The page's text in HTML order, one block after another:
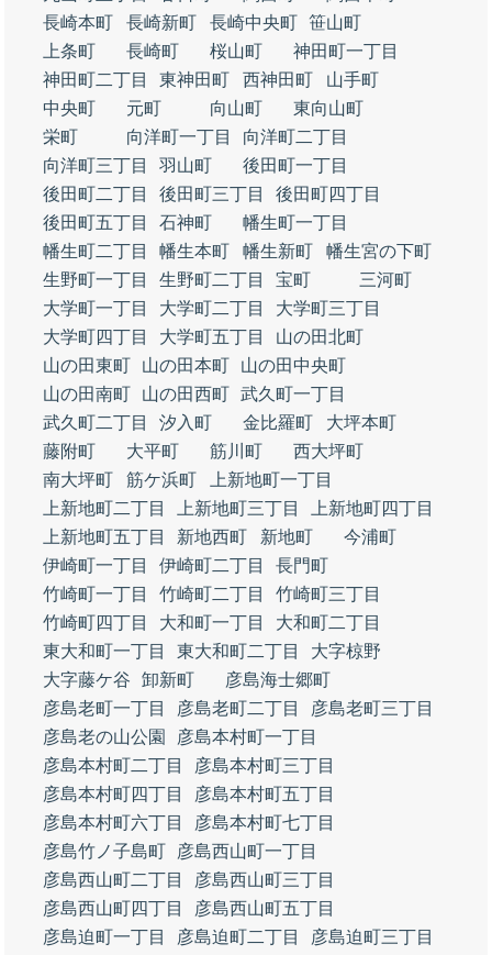
長崎本町
長崎新町 長崎中央町 笹山町
上条町
長崎町 桜山町
神田町一丁目
神田町二丁目
東神田町 西神田町
山手町
中央町
元町 向山町
東向山町
栄町
向洋町一丁目
向洋町二丁目
向洋町三丁目
羽山町
後田町一丁目
後田町二丁目
後田町三丁目
後田町四丁目
後田町五丁目
石神町
幡生町一丁目
幡生町二丁目
幡生本町 幡生新町
幡生宮の下町
生野町一丁目
生野町二丁目 宝町
三河町
大学町一丁目
大学町二丁目
大学町三丁目
大学町四丁目
大学町五丁目
山の田北町
山の田東町
山の田本町
山の田中央町
山の田南町
山の田西町 武久町一丁目
武久町二丁目
汐入町 金比羅町
大坪本町
藤附町
大平町 筋川町
西大坪町
南大坪町
筋ケ浜町
上新地町一丁目
上新地町二丁目
上新地町三丁目
上新地町四丁目
上新地町五丁目
新地西町 新地町
今浦町
伊崎町一丁目
伊崎町二丁目
長門町
竹崎町一丁目
竹崎町二丁目
竹崎町三丁目
竹崎町四丁目
大和町一丁目
大和町二丁目
東大和町一丁目
東大和町二丁目
大字椋野
大字藤ケ谷
卸新町
彦島海士郷町
彦島老町一丁目
彦島老町二丁目
彦島老町三丁目
彦島老の山公園
彦島本村町一丁目
彦島本村町二丁目
彦島本村町三丁目
彦島本村町四丁目
彦島本村町五丁目
彦島本村町六丁目
彦島本村町七丁目
彦島竹ノ子島町
彦島西山町一丁目
彦島西山町二丁目
彦島西山町三丁目
彦島西山町四丁目
彦島西山町五丁目
彦島迫町一丁目
彦島迫町二丁目
彦島迫町三丁目